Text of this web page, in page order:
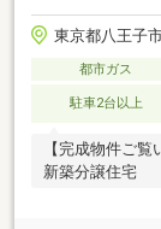
東京都八王子
都市ガス
駐車2台以上
【完成物件ご
新築分譲住宅